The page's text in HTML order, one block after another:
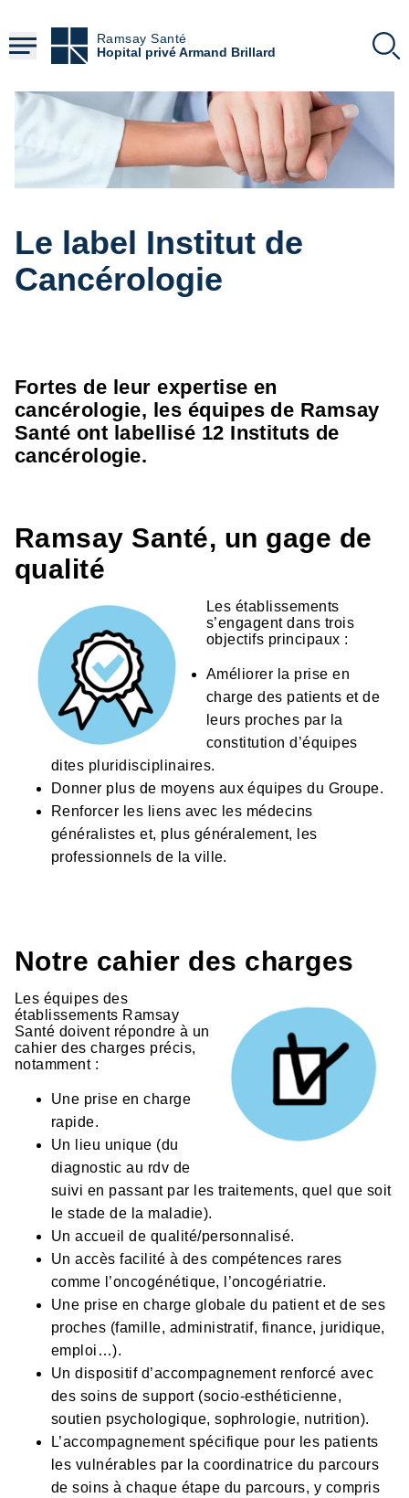
contenu
principal
Ramsay Santé
Hopital privé Armand Brillard
Le label Institut de
Cancérologie
Fortes de leur expertise en
cancérologie, les équipes de Ramsay
Santé ont labellisé 12 Instituts de
cancérologie.
Ramsay Santé, un gage de
qualité
Les établissements
s’engagent dans trois
objectifs principaux :
Améliorer la prise en
charge des patients et de
leurs proches par la
constitution d’équipes
dites pluridisciplinaires.
Donner plus de moyens aux équipes du Groupe.
Renforcer les liens avec les médecins
généralistes et, plus généralement, les
professionnels de la ville.
Notre cahier des charges
Les équipes des
établissements Ramsay
Santé doivent répondre à un
cahier des charges précis,
notamment :
Une prise en charge
rapide.
Un lieu unique (du
diagnostic au rdv de
suivi en passant par les traitements, quel que soit
le stade de la maladie).
Un accueil de qualité/personnalisé.
Un accès facilité à des compétences rares
comme l’oncogénétique, l’oncogériatrie.
Une prise en charge globale du patient et de ses
proches (famille, administratif, finance, juridique,
emploi…).
Un dispositif d’accompagnement renforcé avec
des soins de support (socio-esthéticienne,
soutien psychologique, sophrologie, nutrition).
L’accompagnement spécifique pour les patients
les vulnérables par la coordinatrice du parcours
de soins à chaque étape du parcours, y compris